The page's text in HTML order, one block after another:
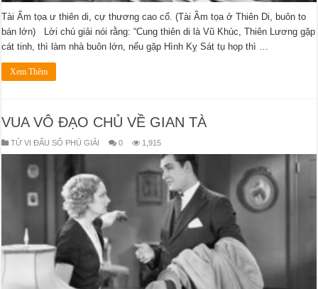
Tài Ấm tọa ư thiên di, cự thương cao cổ. (Tài Ầm tọa ở Thiên Di, buôn to
bán lớn) Lời chú giải nói rằng: “Cung thiên di là Vũ Khúc, Thiên Lương gặp
cát tinh, thì làm nhà buôn lớn, nếu gặp Hình Kỵ Sát tụ họp thì …
Xem Thêm
VUA VÔ ĐẠO CHỦ VỀ GIAN TÀ
TỬ VI ĐẨU SỐ PHÚ GIẢI 0 1,915